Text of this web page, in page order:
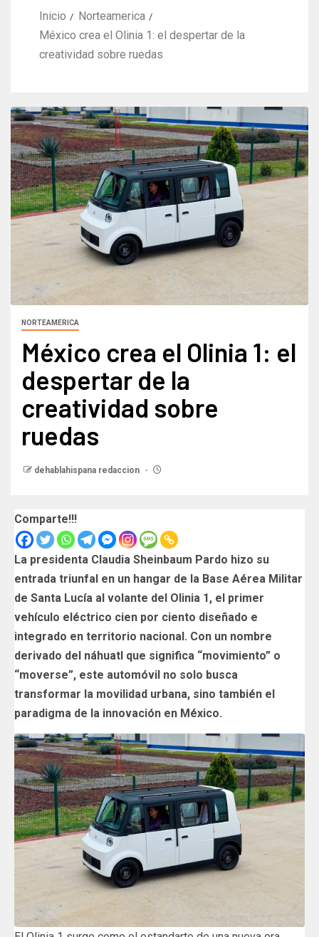
Inicio
Norteamerica
México crea el Olinia 1: el despertar de la
creatividad sobre ruedas
NORTEAMERICA
México crea el Olinia 1: el
despertar de la
creatividad sobre
ruedas
dehablahispana redaccion
Comparte!!!
La presidenta Claudia Sheinbaum Pardo hizo su
entrada triunfal en un hangar de la Base Aérea Militar
de Santa Lucía al volante del Olinia 1, el primer
vehículo eléctrico cien por ciento diseñado e
integrado en territorio nacional. Con un nombre
derivado del náhuatl que significa “movimiento” o
“moverse”, este automóvil no solo busca
transformar la movilidad urbana, sino también el
paradigma de la innovación en México.